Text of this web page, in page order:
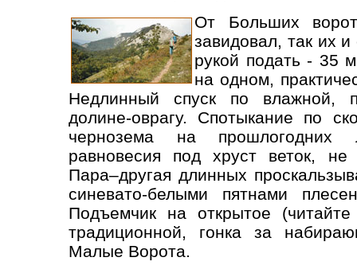
От Больших
завидовал, так их
рукой подать - 35
на одном,
Недлинный спуск по влажной,
долине-оврагу. Спотыкание по
чернозема на прошлогодних
равновесия под хруст веток,
Пара–другая длинных
синевато-белыми пятнами
Подъемчик на открытое
традиционной, гонка за
Малые Ворота.